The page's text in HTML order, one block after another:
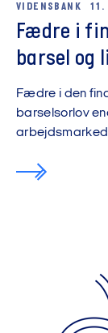
VIDENSBANK 11.
Fædre i
barsel og
Fædre i den
barselsorlov
arbejdsmarked